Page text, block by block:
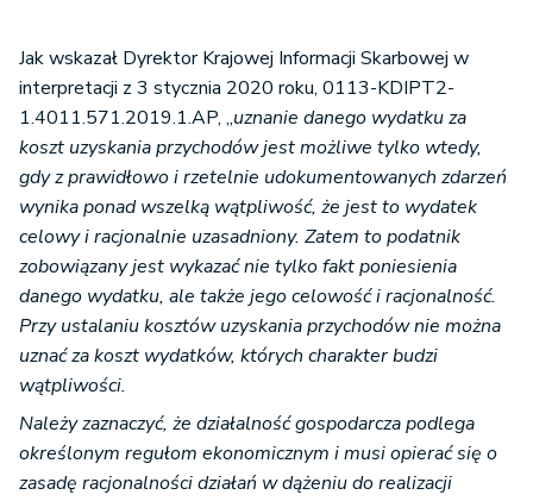
Jak wskazał Dyrektor Krajowej Informacji Skarbowej w
interpretacji z 3 stycznia 2020 roku, 0113-KDIPT2-
1.4011.571.2019.1.AP, „uznanie danego wydatku za
koszt uzyskania przychodów jest możliwe tylko wtedy,
gdy z prawidłowo i rzetelnie udokumentowanych zdarzeń
wynika ponad wszelką wątpliwość, że jest to wydatek
celowy i racjonalnie uzasadniony. Zatem to podatnik
zobowiązany jest wykazać nie tylko fakt poniesienia
danego wydatku, ale także jego celowość i racjonalność.
Przy ustalaniu kosztów uzyskania przychodów nie można
uznać za koszt wydatków, których charakter budzi
wątpliwości.
Należy zaznaczyć, że działalność gospodarcza podlega
określonym regułom ekonomicznym i musi opierać się o
zasadę racjonalności działań w dążeniu do realizacji